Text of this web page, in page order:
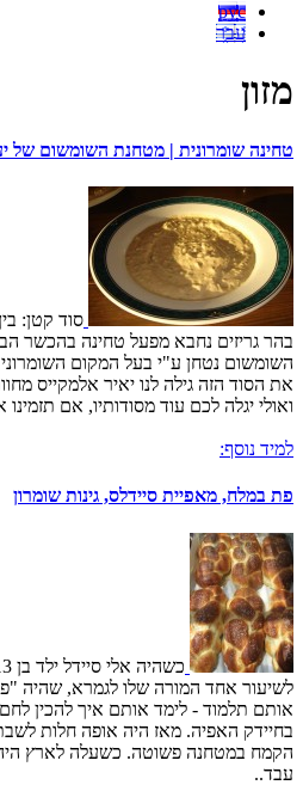
рус
עבר
מזון
טחינה שומרונית | מטחנת השומשום של
סוד קטן:
בהר גריזים נחבא מפעל טחינה בהכשר
את הסוד הזה גילה לנו יאיר אלמקייס
ואולי יגלה לכם עוד מסודותיו, אם
למיד נוסף:
פת במלח, מאפיית סיידלס, גינות שומרון
לשיעור אחד המורה שלו לגמרא, שהיה
אותם תלמוד - לימד אותם איך להכין
בחיידק האפיה. מאז היה אופה חלות
הקמח במטחנה פשוטה. כשעלה לארץ
עבד..